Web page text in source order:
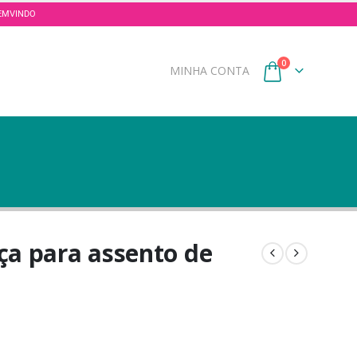
MINHA CONTA 0
para assento de